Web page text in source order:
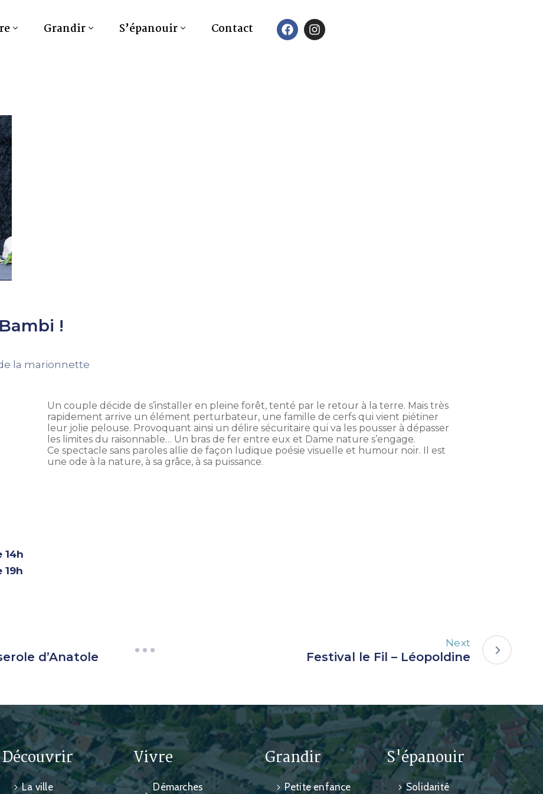
Grandir S’épanouir Contact
!
la marionnette
14h
19h
Un couple décide de s’installer en pleine forêt, tenté par le retour à la terre. Mais très
rapidement arrive un élément perturbateur, une famille de cerfs qui vient piétiner
leur jolie pelouse. Provoquant ainsi un délire sécuritaire qui va les pousser à dépasser
les limites du raisonnable… Un bras de fer entre eux et Dame nature s’engage.
Ce spectacle sans paroles allie de façon ludique poésie visuelle et humour noir. Il est
une ode à la nature, à sa grâce, à sa puissance.
d’Anatole
Next
Festival le Fil – Léopoldine
Découvrir
La ville
Vivre
Démarches
Grandir
Petite enfance
S'épanouir
Solidarité